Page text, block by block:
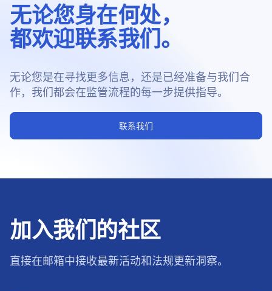
无论您身在何处，
都欢迎联系我们。
无论您是在寻找更多信息，还是已经准备与我们合
作，我们都会在监管流程的每一步提供指导。
联系我们
加入我们的社区
直接在邮箱中接收最新活动和法规更新洞察。